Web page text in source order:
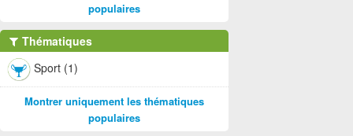
populaires
Thématiques
Sport (1)
Montrer uniquement les thématiques
populaires